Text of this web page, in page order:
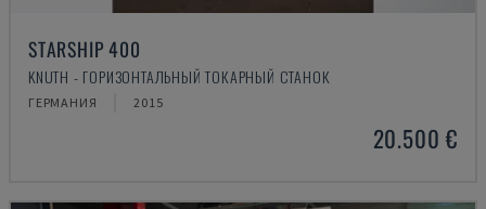
STARSHIP 400
KNUTH - ГОРИЗОНТАЛЬНЫЙ ТОКАРНЫЙ СТАНОК
ГЕРМАНИЯ 2015
20.500 €